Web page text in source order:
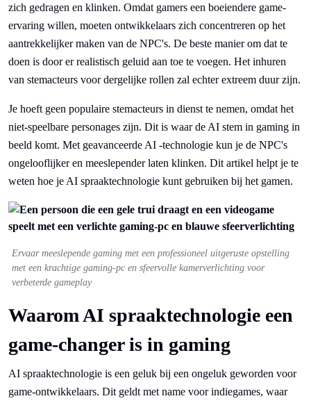
zich gedragen en klinken. Omdat gamers een boeiendere game-
ervaring willen, moeten ontwikkelaars zich concentreren op het
aantrekkelijker maken van de NPC's. De beste manier om dat te
doen is door er realistisch geluid aan toe te voegen. Het inhuren
van stemacteurs voor dergelijke rollen zal echter extreem duur zijn.
Je hoeft geen populaire stemacteurs in dienst te nemen, omdat het
niet-speelbare personages zijn. Dit is waar de AI stem in gaming in
beeld komt. Met geavanceerde AI -technologie kun je de NPC's
ongelooflijker en meeslepender laten klinken. Dit artikel helpt je te
weten hoe je AI spraaktechnologie kunt gebruiken bij het gamen.
Ervaar meeslepende gaming met een professioneel uitgeruste opstelling
met een krachtige gaming-pc en sfeervolle kamerverlichting voor
verbeterde gameplay
Waarom AI spraaktechnologie een
game-changer is in gaming
AI spraaktechnologie is een geluk bij een ongeluk geworden voor
game-ontwikkelaars. Dit geldt met name voor indiegames, waar